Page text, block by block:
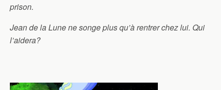
prison.
Jean de la Lune ne songe plus qu’à rentrer chez lui. Qui
l’aidera?